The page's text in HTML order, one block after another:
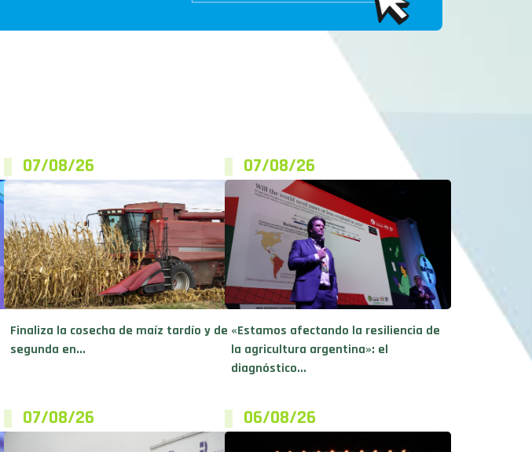
07/08/26
Finaliza la cosecha de maíz tardío y de
segunda en...
07/08/26
«Estamos afectando la resiliencia de
la agricultura argentina»: el
diagnóstico...
07/08/26 06/08/26